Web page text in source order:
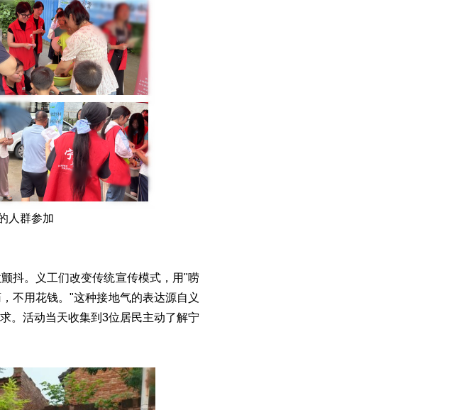
人群参加
抖。义工们改变传统宣传模式，用"唠
不用花钱。"这种接地气的表达源自义
。活动当天收集到3位居民主动了解宁